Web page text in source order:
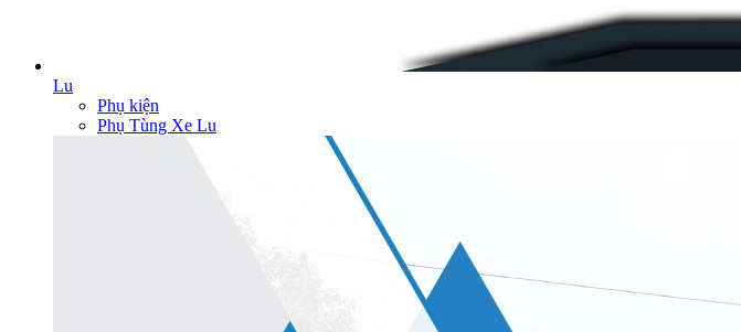
Lu
Phụ kiện
Phụ Tùng Xe Lu